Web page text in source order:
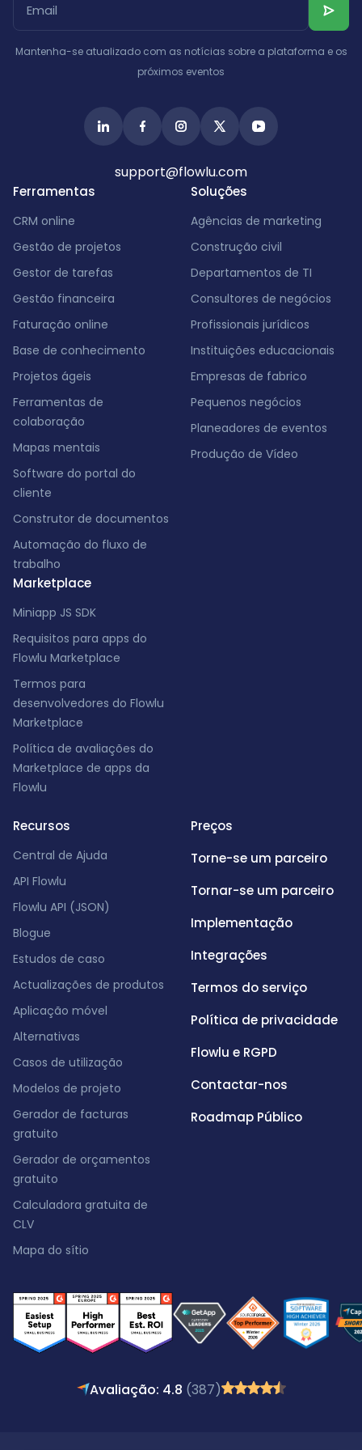
Albânia
Ferramentas
CRM online
Gestão de projetos
Gestor de tarefas
Gestão financeira
Faturação online
Base de conhecimento
Projetos ágeis
Ferramentas de
colaboração
Mapas mentais
Software do portal do
cliente
Construtor de documentos
Automação do fluxo de
trabalho
Marketplace
Miniapp JS SDK
Requisitos para apps do
Flowlu Marketplace
Termos para
desenvolvedores do Flowlu
Marketplace
Política de avaliações do
Marketplace de apps da
Flowlu
Soluções
Agências de marketing
Construção civil
Departamentos de TI
Consultores de negócios
Profissionais jurídicos
Instituições educacionais
Empresas de fabrico
Pequenos negócios
Planeadores de eventos
Produção de Vídeo
Recursos
Central de Ajuda
API Flowlu
Flowlu API (JSON)
Blogue
Estudos de caso
Actualizações de produtos
Aplicação móvel
Alternativas
Casos de utilização
Modelos de projeto
Gerador de facturas
gratuito
Gerador de orçamentos
gratuito
Calculadora gratuita de
CLV
Mapa do sítio
Preços
Torne-se um parceiro
Tornar-se um parceiro
Implementação
Integrações
Termos do serviço
Política de privacidade
Flowlu e RGPD
Contactar-nos
Roadmap Público
Mantenha-se atualizado com as notícias sobre a plataforma e os
próximos eventos
support@flowlu.com
Avaliação: 4.8 (387)